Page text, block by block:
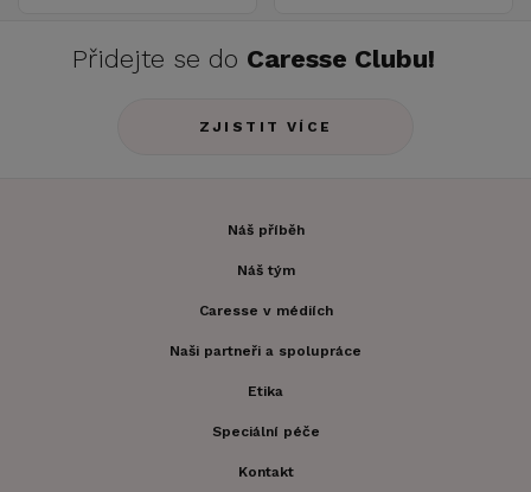
Přidejte se do Caresse Clubu!
ZJISTIT VÍCE
Náš příběh
Náš tým
Caresse v médiích
Naši partneři a spolupráce
Etika
Speciální péče
Kontakt